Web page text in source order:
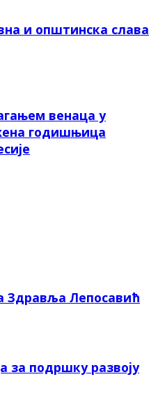
и општинска слава
венаца у
годишњица
Лепосавић
за подршку развоју